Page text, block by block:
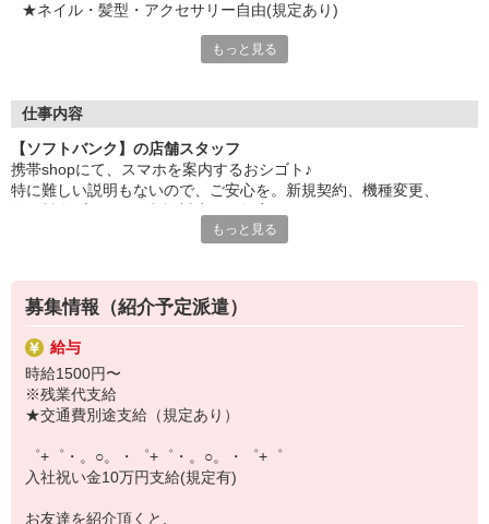
★ネイル・髪型・アクセサリー自由(規定あり)
各キャリアの新機種が特別価格で購入OK！！
特別割引価格でご利用可能☆
お得に過ごしたいあなたの味方です♪
【選べるお仕事いろいろ】
事務、経理、データ入力、コールセンター、受付
▼工場・製造・軽作業系
機械/食品製造・梱包・仕分け・加工・組立・検査
▼美容系
眉毛サロンのアイブロウ・ネイリスト・エステ
▼営業・販売
法人営業・アパレル販売・個別指導塾・人材紹介
▼人気案件も多数♪
短期・期間限定・オープニング・官公庁案件
上場/優良/大手企業など
【スマホ面接実施中】
もっと見る
仕事内容
【ソフトバンク】の店舗スタッフ
携帯shopにて、スマホを案内するおシゴト♪
特に難しい説明もないので、ご安心を。新規契約、機種変更、
満足度◎
■携帯やインターネット販売業務
docomo(ドコモ)/au(エーユー)・KDDI/softbank(ソフトバンク)など
の大手キャリアから
ワイモバイル(Y!mobille)、楽天モバイル、UQなど格安スマホまで幅
広く紹介可能♪
もっと見る
募集情報（紹介予定派遣）
給与
時給1500円〜
※残業代支給
★交通費別途支給（規定あり）
゜+゜・。○。・゜+゜・。○。・゜+゜
入社祝い金10万円支給(規定有)
お友達を紹介頂くと,